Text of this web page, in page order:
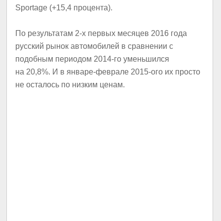
Sportage (+15,4 процента).
По результатам 2-х первых месяцев 2016 года
русский рынок автомобилей в сравнении с
подобным периодом 2014-го уменьшился
на 20,8%. И в январе-феврале 2015-ого их просто
не осталось по низким ценам.